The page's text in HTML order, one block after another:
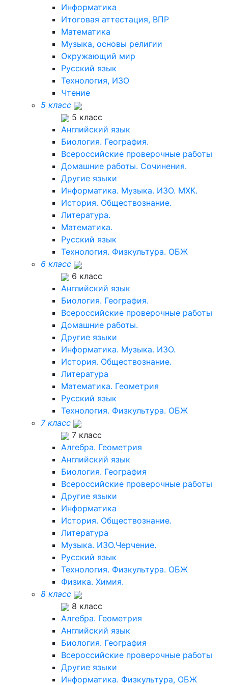
Информатика
Итоговая аттестация, ВПР
Математика
Музыка, основы религии
Окружающий мир
Русский язык
Технология, ИЗО
Чтение
5 класс
5 класс
Английский язык
Биология. География.
Всероссийские проверочные работы
Домашние работы. Сочинения.
Другие языки
Информатика. Музыка. ИЗО. МХК.
История. Обществознание.
Литература.
Математика.
Русский язык
Технология. Физкультура. ОБЖ
6 класс
6 класс
Английский язык
Биология. География.
Всероссийские проверочные работы
Домашние работы.
Другие языки
Информатика. Музыка. ИЗО.
История. Обществознание.
Литература
Математика. Геометрия
Русский язык
Технология. Физкультура. ОБЖ
7 класс
7 класс
Алгебра. Геометрия
Английский язык
Биология. География
Всероссийские проверочные работы
Другие языки
Информатика
История. Обществознание.
Литература
Музыка. ИЗО.Черчение.
Русский язык
Технология. Физкультура. ОБЖ
Физика. Химия.
8 класс
8 класс
Алгебра. Геометрия
Английский язык
Биология. География
Всероссийские проверочные работы
Другие языки
Информатика. Физкультура, ОБЖ